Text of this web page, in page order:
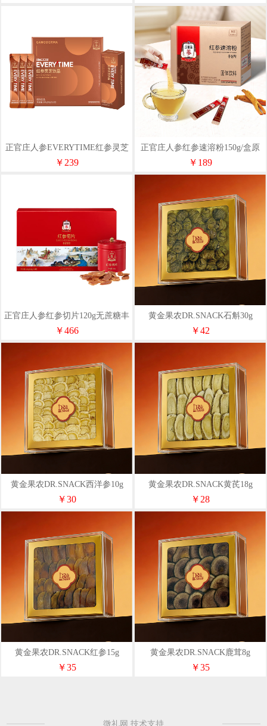
正官庄人参EVERYTIME红参灵芝
液210g健康滋补礼品
￥239
正官庄人参红参速溶粉150g/盒原
装进口含皂苷健康滋补礼物
￥189
正官庄人参红参切片120g无蔗糖丰
富皂苷健康滋补礼物礼品
￥466
黄金果农DR.SNACK石斛30g
￥42
黄金果农DR.SNACK西洋参10g
￥30
黄金果农DR.SNACK黄芪18g
￥28
黄金果农DR.SNACK红参15g
￥35
黄金果农DR.SNACK鹿茸8g
￥35
微礼网 技术支持